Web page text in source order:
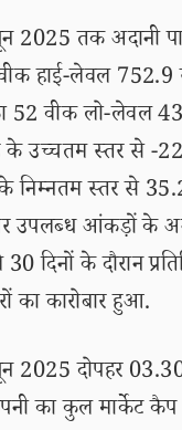
तक अदानी
हाई-लेवल 752.9
52 वीक लो-लेवल
के उच्चतम स्तर से -
निम्नतम स्तर से
उपलब्ध आंकड़ों के
दिनों के दौरान
कारोबार हुआ.
2025 दोपहर
का कुल मार्केट